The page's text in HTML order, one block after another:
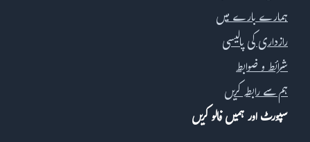
ہمارے بارے میں
رازداری کی پالیسی
شرائط و ضوابط
ہم سے رابطہ کریں
سپورٹ اور ہمیں فالو کریں